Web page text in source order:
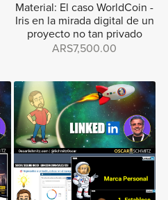
Material: El caso WorldCoin -
Iris en la mirada digital de un
proyecto no tan privado
ARS7,500.00